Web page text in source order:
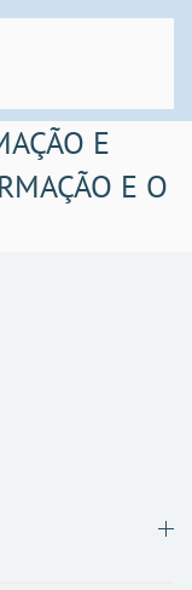
E
E O